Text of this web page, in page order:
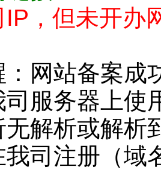
，但未开办
网站备案成
服务器上使
解析或解析
司注册（域